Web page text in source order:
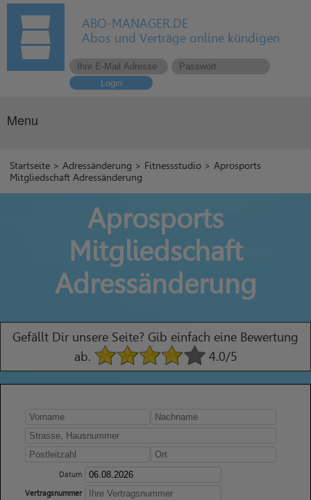
ABO-MANAGER.DE
Abos und Verträge online kündigen
Login
Menu
Startseite >Adressänderung > Fitnessstudio > Aprosports
Mitgliedschaft Adressänderung
Aprosports
Mitgliedschaft
Adressänderung
Gefällt Dir unsere Seite? Gib einfach eine Bewertung
ab.
4.0/5
Datum
Vertragsnummer